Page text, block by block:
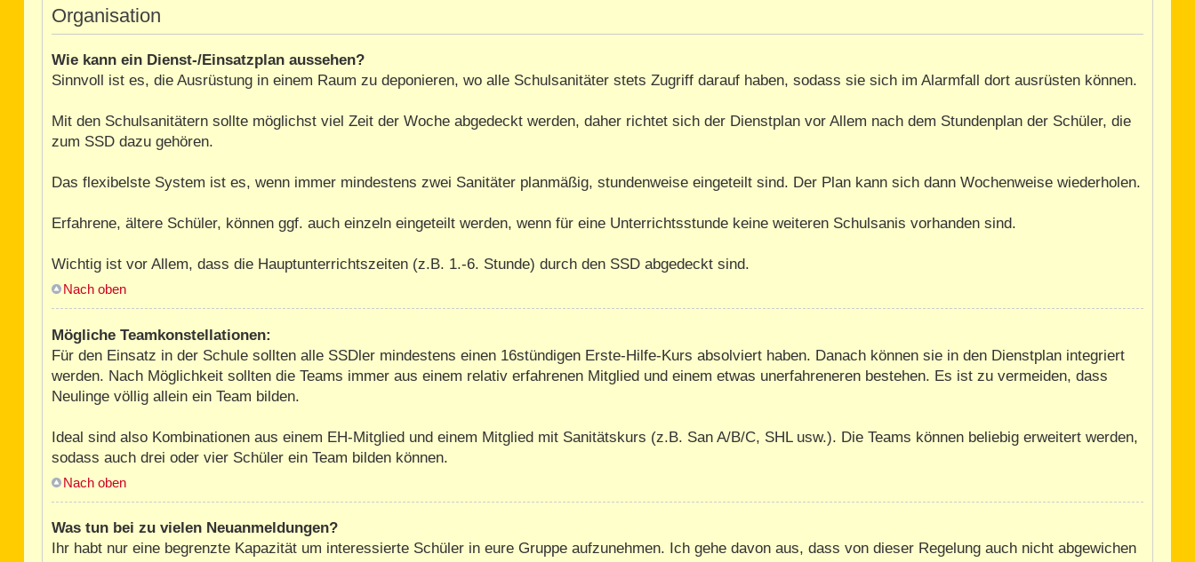
Organisation
Wie kann ein Dienst-/Einsatzplan aussehen?
Sinnvoll ist es, die Ausrüstung in einem Raum zu deponieren, wo alle Schulsanitäter stets Zugriff darauf haben, sodass sie sich im Alarmfall dort ausrüsten können.
Mit den Schulsanitätern sollte möglichst viel Zeit der Woche abgedeckt werden, daher richtet sich der Dienstplan vor Allem nach dem Stundenplan der Schüler, die
zum SSD dazu gehören.
Das flexibelste System ist es, wenn immer mindestens zwei Sanitäter planmäßig, stundenweise eingeteilt sind. Der Plan kann sich dann Wochenweise wiederholen.
Erfahrene, ältere Schüler, können ggf. auch einzeln eingeteilt werden, wenn für eine Unterrichtsstunde keine weiteren Schulsanis vorhanden sind.
Wichtig ist vor Allem, dass die Hauptunterrichtszeiten (z.B. 1.-6. Stunde) durch den SSD abgedeckt sind.
Nach oben
Mögliche Teamkonstellationen:
Für den Einsatz in der Schule sollten alle SSDler mindestens einen 16stündigen Erste-Hilfe-Kurs absolviert haben. Danach können sie in den Dienstplan integriert
werden. Nach Möglichkeit sollten die Teams immer aus einem relativ erfahrenen Mitglied und einem etwas unerfahreneren bestehen. Es ist zu vermeiden, dass
Neulinge völlig allein ein Team bilden.
Ideal sind also Kombinationen aus einem EH-Mitglied und einem Mitglied mit Sanitätskurs (z.B. San A/B/C, SHL usw.). Die Teams können beliebig erweitert werden,
sodass auch drei oder vier Schüler ein Team bilden können.
Nach oben
Was tun bei zu vielen Neuanmeldungen?
Ihr habt nur eine begrenzte Kapazität um interessierte Schüler in eure Gruppe aufzunehmen. Ich gehe davon aus, dass von dieser Regelung auch nicht abgewichen